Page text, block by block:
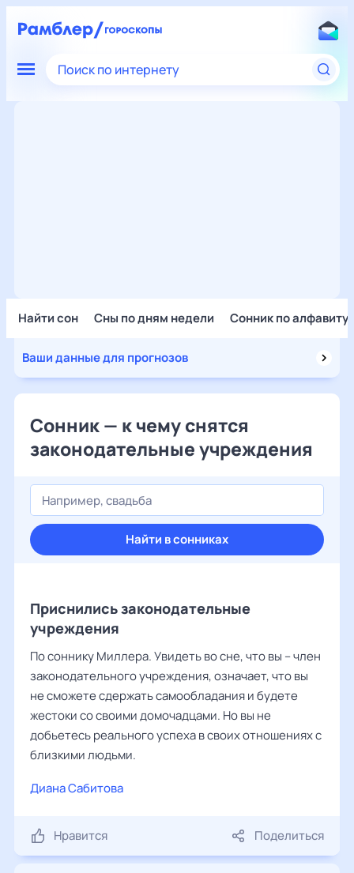
Поиск по интернету
Найти сон Сны по дням недели Сонник по алфавиту
Ваши данные для прогнозов
Сонник — к чему снятся
законодательные учреждения
Найти в сонниках
Приснились законодательные
учреждения
По соннику Миллера. Увидеть во сне, что вы – член
законодательного учреждения, означает, что вы
не сможете сдержать самообладания и будете
жестоки со своими домочадцами. Но вы не
добьетесь реального успеха в своих отношениях с
близкими людьми.
Диана Сабитова
Нравится Поделиться